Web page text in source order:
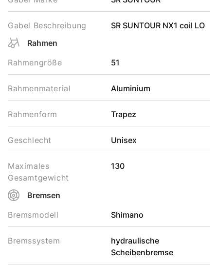
Gabel Beschreibung
SR SUNTOUR NX1 coil LO
Rahmen
Rahmengröße
51
Rahmenmaterial Aluminium
Rahmenform Trapez
Geschlecht Unisex
Maximales
Gesamtgewicht
130
Bremsen
Bremsmodell
Shimano
Bremssystem
hydraulische
Scheibenbremse